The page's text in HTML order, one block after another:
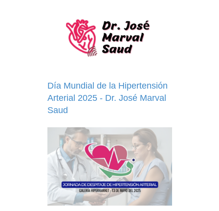
Día Mundial de la Hipertensión
Arterial 2025 - Dr. José Marval
Saud